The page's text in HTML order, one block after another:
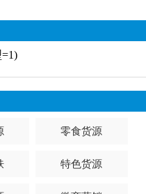
零食货源
特色货源